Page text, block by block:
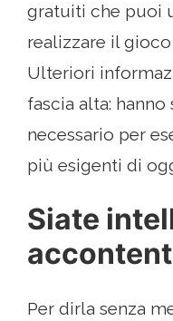
gratuiti che puoi
realizzare il
Ulteriori
fascia alta:
necessario per
più esigenti di
Siate
Per dirla senza